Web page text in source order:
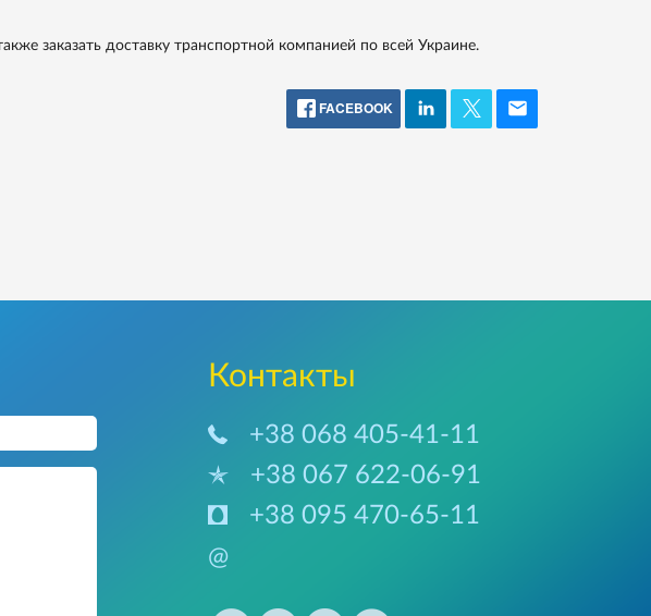
заказать доставку транспортной компанией по всей Украине.
FACEBOOK
Контакты
+38 068 405-41-11
+38 067 622-06-91
+38 095 470-65-11
@